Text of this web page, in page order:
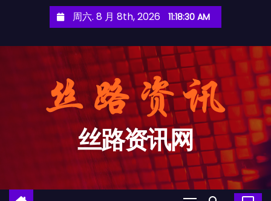
周六. 8 月 8th, 2026 11:18:32 AM
丝路资讯网